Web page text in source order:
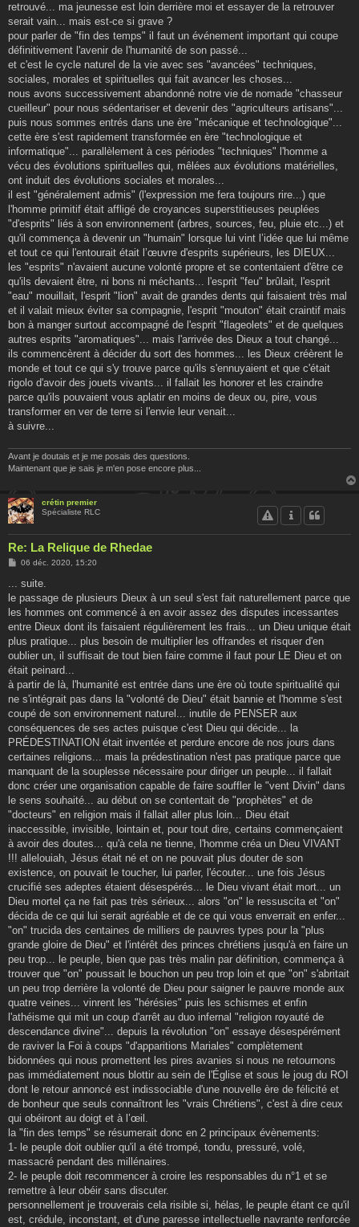
retrouvé... ma jeunesse est loin derrière moi et essayer de la retrouver
serait vain... mais est-ce si grave ?
pour parler de "fin des temps" il faut un événement important qui coupe
définitivement l'avenir de l'humanité de son passé...
et c'est le cycle naturel de la vie avec ses "avancées" techniques,
sociales, morales et spirituelles qui fait avancer les choses...
nous avons successivement abandonné notre vie de nomade "chasseur
cueilleur" pour nous sédentariser et devenir des "agriculteurs artisans"...
puis nous sommes entrés dans une ère "mécanique et technologique"...
cette ère s'est rapidement transformée en ère "technologique et
informatique"... parallèlement à ces périodes "techniques" l'homme a
vécu des évolutions spirituelles qui, mêlées aux évolutions matérielles,
ont induit des évolutions sociales et morales...
il est "généralement admis" (l'expression me fera toujours rire...) que
l'homme primitif était affligé de croyances superstitieuses peuplées
"d'esprits" liés à son environnement (arbres, sources, feu, pluie etc...) et
qu'il commença à devenir un "humain" lorsque lui vint l’idée que lui même
et tout ce qui l'entourait était l’œuvre d'esprits supérieurs, les DIEUX...
les "esprits" n'avaient aucune volonté propre et se contentaient d'être ce
qu'ils devaient être, ni bons ni méchants... l'esprit "feu" brûlait, l'esprit
"eau" mouillait, l'esprit "lion" avait de grandes dents qui faisaient très mal
et il valait mieux éviter sa compagnie, l'esprit "mouton" était craintif mais
bon à manger surtout accompagné de l'esprit "flageolets" et de quelques
autres esprits "aromatiques"... mais l'arrivée des Dieux a tout changé...
ils commencèrent à décider du sort des hommes... les Dieux créèrent le
monde et tout ce qui s'y trouve parce qu'ils s'ennuyaient et que c'était
rigolo d'avoir des jouets vivants... il fallait les honorer et les craindre
parce qu'ils pouvaient vous aplatir en moins de deux ou, pire, vous
transformer en ver de terre si l'envie leur venait...
à suivre...
Avant je doutais et je me posais des questions.
Maintenant que je sais je m'en pose encore plus...
crétin premier
Spécialiste RLC
Re: La Relique de Rhedae
M
s
a
g
06 déc. 2020, 15:20
... suite.
le passage de plusieurs Dieux à un seul s'est fait naturellement parce que
les hommes ont commencé à en avoir assez des disputes incessantes
entre Dieux dont ils faisaient régulièrement les frais... un Dieu unique était
plus pratique... plus besoin de multiplier les offrandes et risquer d'en
oublier un, il suffisait de tout bien faire comme il faut pour LE Dieu et on
était peinard...
à partir de là, l'humanité est entrée dans une ère où toute spiritualité qui
ne s'intégrait pas dans la "volonté de Dieu" était bannie et l'homme s'est
coupé de son environnement naturel... inutile de PENSER aux
conséquences de ses actes puisque c'est Dieu qui décide... la
PRÉDESTINATION était inventée et perdure encore de nos jours dans
certaines religions... mais la prédestination n'est pas pratique parce que
manquant de la souplesse nécessaire pour diriger un peuple... il fallait
donc créer une organisation capable de faire souffler le "vent Divin" dans
le sens souhaité... au début on se contentait de "prophètes" et de
"docteurs" en religion mais il fallait aller plus loin... Dieu était
inaccessible, invisible, lointain et, pour tout dire, certains commençaient
à avoir des doutes... qu'à cela ne tienne, l'homme créa un Dieu VIVANT
!!! allelouiah, Jésus était né et on ne pouvait plus douter de son
existence, on pouvait le toucher, lui parler, l'écouter... une fois Jésus
crucifié ses adeptes étaient désespérés... le Dieu vivant était mort... un
Dieu mortel ça ne fait pas très sérieux... alors "on" le ressuscita et "on"
décida de ce qui lui serait agréable et de ce qui vous enverrait en enfer...
"on" trucida des centaines de milliers de pauvres types pour la "plus
grande gloire de Dieu" et l'intérêt des princes chrétiens jusqu'à en faire un
peu trop... le peuple, bien que pas très malin par définition, commença à
trouver que "on" poussait le bouchon un peu trop loin et que "on" s'abritait
un peu trop derrière la volonté de Dieu pour saigner le pauvre monde aux
quatre veines... vinrent les "hérésies" puis les schismes et enfin
l'athéisme qui mit un coup d'arrêt au duo infernal "religion royauté de
descendance divine"... depuis la révolution "on" essaye désespérément
de raviver la Foi à coups "d'apparitions Mariales" complètement
bidonnées qui nous promettent les pires avanies si nous ne retournons
pas immédiatement nous blottir au sein de l'Église et sous le joug du ROI
dont le retour annoncé est indissociable d'une nouvelle ère de félicité et
de bonheur que seuls connaîtront les "vrais Chrétiens", c'est à dire ceux
qui obéiront au doigt et à l’œil.
la "fin des temps" se résumerait donc en 2 principaux évènements:
1- le peuple doit oublier qu'il a été trompé, tondu, pressuré, volé,
massacré pendant des millénaires.
2- le peuple doit recommencer à croire les responsables du n°1 et se
remettre à leur obéir sans discuter.
personnellement je trouverais cela risible si, hélas, le peuple étant ce qu'il
est, crédule, inconstant, et d'une paresse intellectuelle navrante renforcée